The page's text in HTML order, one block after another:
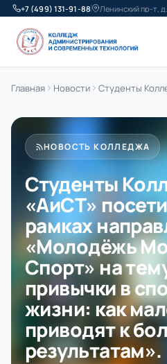
+7 (499) 131-91-88 Ленинский пр-т,
Главная Новости Студенты
НОВОСТЬ КОЛЛЕДЖА
Студенты
«АиСТ»
рамках
«Молодёжь
Спорт» на
привычки в
жизни: как
приводят к
результатам».